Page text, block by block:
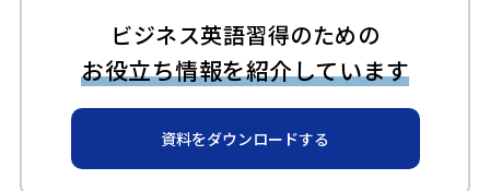
2023.06.14
ギャビーアカデミーが「ZDNET Japan」で紹介されまし
ビジネス英語習得のための
お役立ち情報を紹介しています
資料をダウンロードする